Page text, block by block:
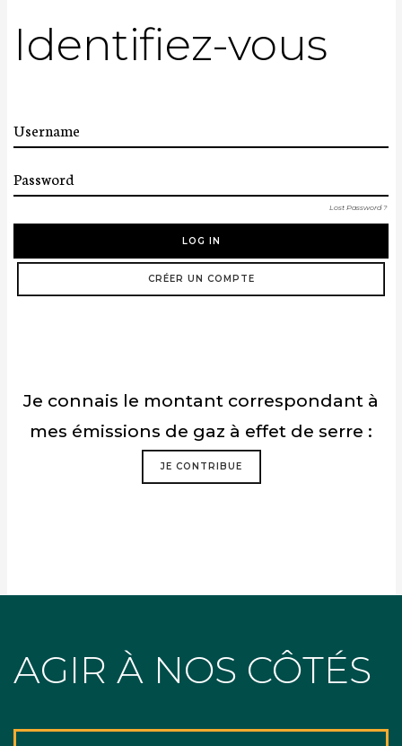
Identifiez-vous
Username
Password
Lost Password ?
LOG IN
CRÉER UN COMPTE
Je connais le montant correspondant à
mes émissions de gaz à effet de serre :
JE CONTRIBUE
AGIR À NOS CÔTÉS